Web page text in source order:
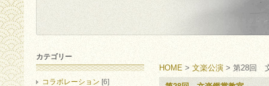
HOME > 文楽公演 > 第28回
カテゴリー
コラボレーション [6]